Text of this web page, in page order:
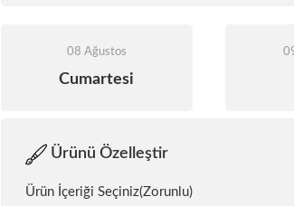
08 Ağustos
Cumartesi
Ürünü Özelleştir
Ürün İçeriği Seçiniz(Zorunlu)